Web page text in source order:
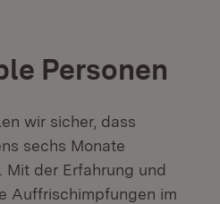
Personen
wir sicher, dass
sechs Monate
der Erfahrung und
Fenster)
Auffrischimpfungen im